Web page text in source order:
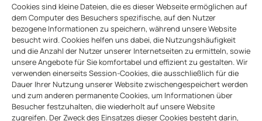
Cookies sind kleine Dateien, die es dieser Webseite ermöglichen auf
dem Computer des Besuchers spezifische, auf den Nutzer
bezogene Informationen zu speichern, während unsere Website
besucht wird. Cookies helfen uns dabei, die Nutzungshäufigkeit
und die Anzahl der Nutzer unserer Internetseiten zu ermitteln, sowie
unsere Angebote für Sie komfortabel und effizient zu gestalten. Wir
verwenden einerseits Session-Cookies, die ausschließlich für die
Dauer Ihrer Nutzung unserer Website zwischengespeichert werden
und zum anderen permanente Cookies, um Informationen über
Besucher festzuhalten, die wiederholt auf unsere Website
zugreifen. Der Zweck des Einsatzes dieser Cookies besteht darin,